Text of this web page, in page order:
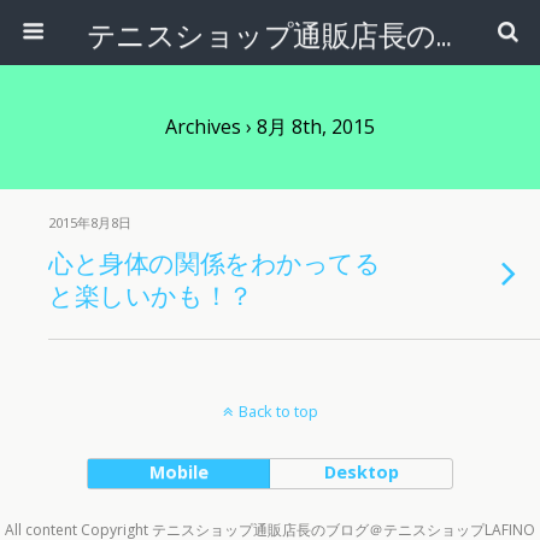
テニスショップ通販店長のブログ＠テニスショップLAFINO 西山克久
Archives › 8月 8th, 2015
2015年8月8日
心と身体の関係をわかってる
と楽しいかも！？
Back to top
Mobile Desktop
All content Copyright テニスショップ通販店長のブログ＠テニスショップLAFINO